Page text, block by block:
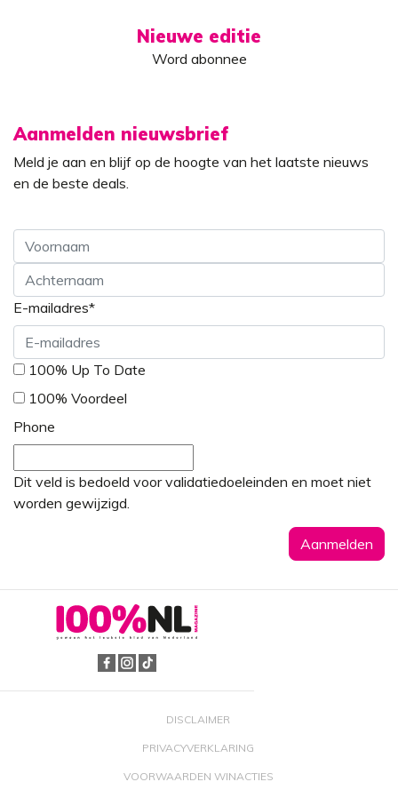
Nieuwe editie
Word abonnee
Aanmelden nieuwsbrief
Meld je aan en blijf op de hoogte van het laatste nieuws
en de beste deals.
Voornaam
Achternaam
E-mailadres*
* 100% Up To Date
100% Voordeel
Phone
Dit veld is bedoeld voor validatiedoeleinden en moet niet
worden gewijzigd.
DISCLAIMER
PRIVACYVERKLARING
VOORWAARDEN WINACTIES